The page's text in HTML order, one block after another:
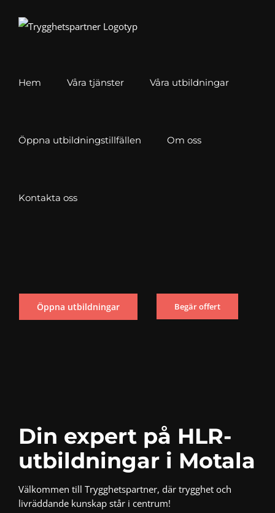
Hem Våra tjänster Våra utbildningar
Öppna utbildningstillfällen Om oss
Kontakta oss
Öppna utbildningar Begär offert
Din expert på HLR-
utbildningar i Motala
Välkommen till Trygghetspartner, där trygghet och
livräddande kunskap står i centrum!